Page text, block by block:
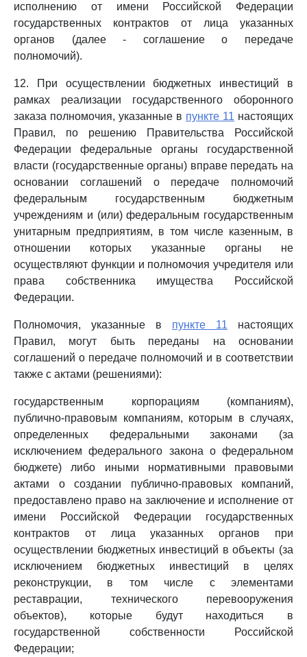
исполнению от имени Российской Федерации
государственных контрактов от лица указанных
органов (далее - соглашение о передаче
полномочий).
12. При осуществлении бюджетных инвестиций в
рамках реализации государственного оборонного
заказа полномочия, указанные в пункте 11 настоящих
Правил, по решению Правительства Российской
Федерации федеральные органы государственной
власти (государственные органы) вправе передать на
основании соглашений о передаче полномочий
федеральным государственным бюджетным
учреждениям и (или) федеральным государственным
унитарным предприятиям, в том числе казенным, в
отношении которых указанные органы не
осуществляют функции и полномочия учредителя или
права собственника имущества Российской
Федерации.
Полномочия, указанные в пункте 11 настоящих
Правил, могут быть переданы на основании
соглашений о передаче полномочий и в соответствии
также с актами (решениями):
государственным корпорациям (компаниям),
публично-правовым компаниям, которым в случаях,
определенных федеральными законами (за
исключением федерального закона о федеральном
бюджете) либо иными нормативными правовыми
актами о создании публично-правовых компаний,
предоставлено право на заключение и исполнение от
имени Российской Федерации государственных
контрактов от лица указанных органов при
осуществлении бюджетных инвестиций в объекты (за
исключением бюджетных инвестиций в целях
реконструкции, в том числе с элементами
реставрации, технического перевооружения
объектов), которые будут находиться в
государственной собственности Российской
Федерации;